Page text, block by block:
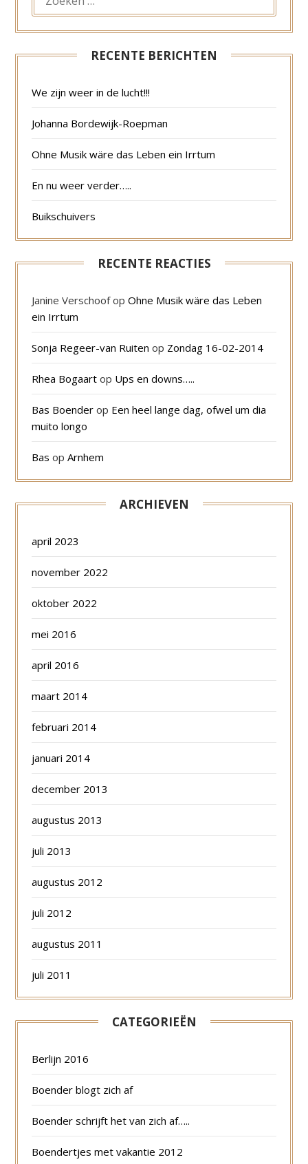
NAAR:
RECENTE BERICHTEN
We zijn weer in de lucht!!!
Johanna Bordewijk-Roepman
Ohne Musik wäre das Leben ein Irrtum
En nu weer verder…..
Buikschuivers
RECENTE REACTIES
Janine VerschoofopOhne Musik wäre das Leben
ein Irrtum
Sonja Regeer-van Ruiten op Zondag 16-02-2014
Rhea Bogaart op Ups en downs…..
Bas Boender op Een heel lange dag, ofwel um dia
muito longo
Bas opArnhem
ARCHIEVEN
april 2023
november 2022
oktober 2022
mei 2016
april 2016
maart 2014
februari 2014
januari 2014
december 2013
augustus 2013
juli 2013
augustus 2012
juli 2012
augustus 2011
juli 2011
CATEGORIEËN
Berlijn 2016
Boender blogt zich af
Boender schrijft het van zich af…..
Boendertjes met vakantie 2012